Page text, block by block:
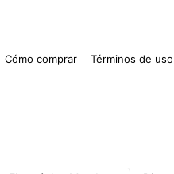
Cómo comprar Términos de uso